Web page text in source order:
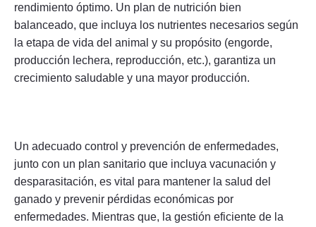
rendimiento óptimo. Un plan de nutrición bien
balanceado, que incluya los nutrientes necesarios según
la etapa de vida del animal y su propósito (engorde,
producción lechera, reproducción, etc.), garantiza un
crecimiento saludable y una mayor producción.
Un adecuado control y prevención de enfermedades,
junto con un plan sanitario que incluya vacunación y
desparasitación, es vital para mantener la salud del
ganado y prevenir pérdidas económicas por
enfermedades. Mientras que, la gestión eficiente de la